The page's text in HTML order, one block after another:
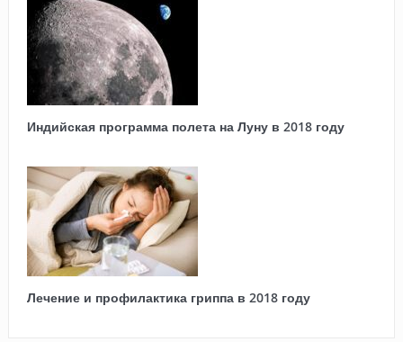
Индийская программа полета на Луну в 2018 году
Лечение и профилактика гриппа в 2018 году